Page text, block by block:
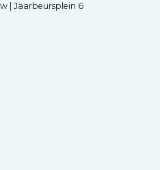
| Jaarbeursplein 6